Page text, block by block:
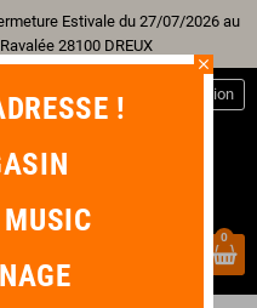
Estivale du 27/07/2026 au
28100 DREUX
Connexion
0
close
!